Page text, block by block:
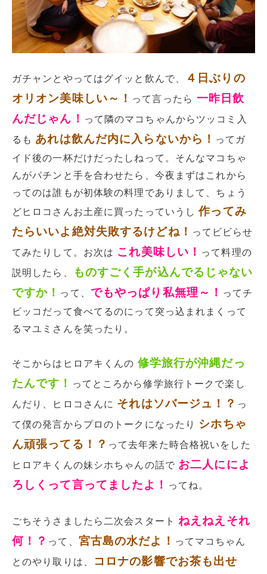
ガチャンとやってはグイッと飲んで、
４日ぶりの
オリオン美味しい～！ って言ったら 一昨日飲
んだじゃん！ って隣のマコちゃんからツッコミ入
るも あれは飲んだ内に入らないから！ ってガ
イド後の一杯だけだったしねって。そんなマコちゃ
んがパチンと手を合わせたら、今夜まずはこれから
ってのは誰もが初体験の料理でありまして、ちょう
どヒロコさんお土産に買ったっていうし作ってみ
たらいいよ絶対失敗するけどね！ ってビビらせ
てみたりして。お次は これ美味しい！ って料理の
説明したら、
ものすごく手が込んでるじゃない
ですか！ って、 でもやっぱり私無理～！ ってチ
ビッコだって食べてるのにって突っ込まれまくって
るマユミさんを笑ったり。
そこからはヒロアキくんの 修学旅行が沖縄だっ
たんです！
ってところから修学旅行トークで楽し
んだり、ヒロコさんに それはソバージュ！？ っ
て僕の発言からプロのトークになったり
シホちゃ
ん頑張ってる！？ って去年来た時合格祝いをした
ヒロアキくんの妹シホちゃんの話で お二人にによ
ろしくって言ってましたよ！
ってね。
ごちそうさましたら二次会スタート ねえねえそれ
何！？ って、 宮古島の水だよ！ ってマコちゃん
とのやり取りは、
コロナの影響でお茶も出せ